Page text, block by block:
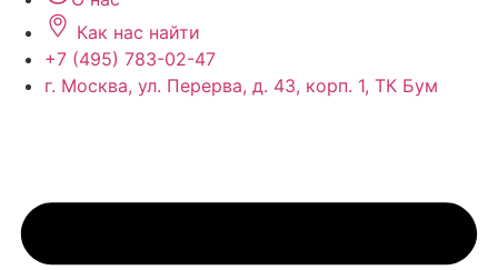
Как нас найти
+7 (495) 783-02-47
г. Москва, ул. Перерва, д. 43, корп. 1, ТК Бум